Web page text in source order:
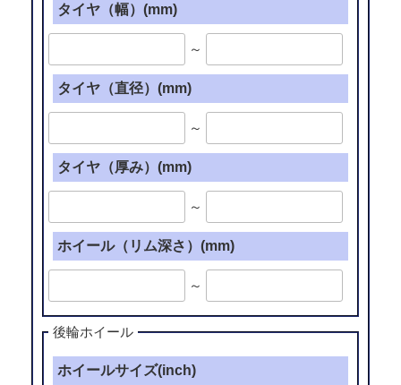
タイヤ（幅）(mm)
～
タイヤ（直径）(mm)
～
タイヤ（厚み）(mm)
～
ホイール（リム深さ）(mm)
～
後輪ホイール
ホイールサイズ(inch)